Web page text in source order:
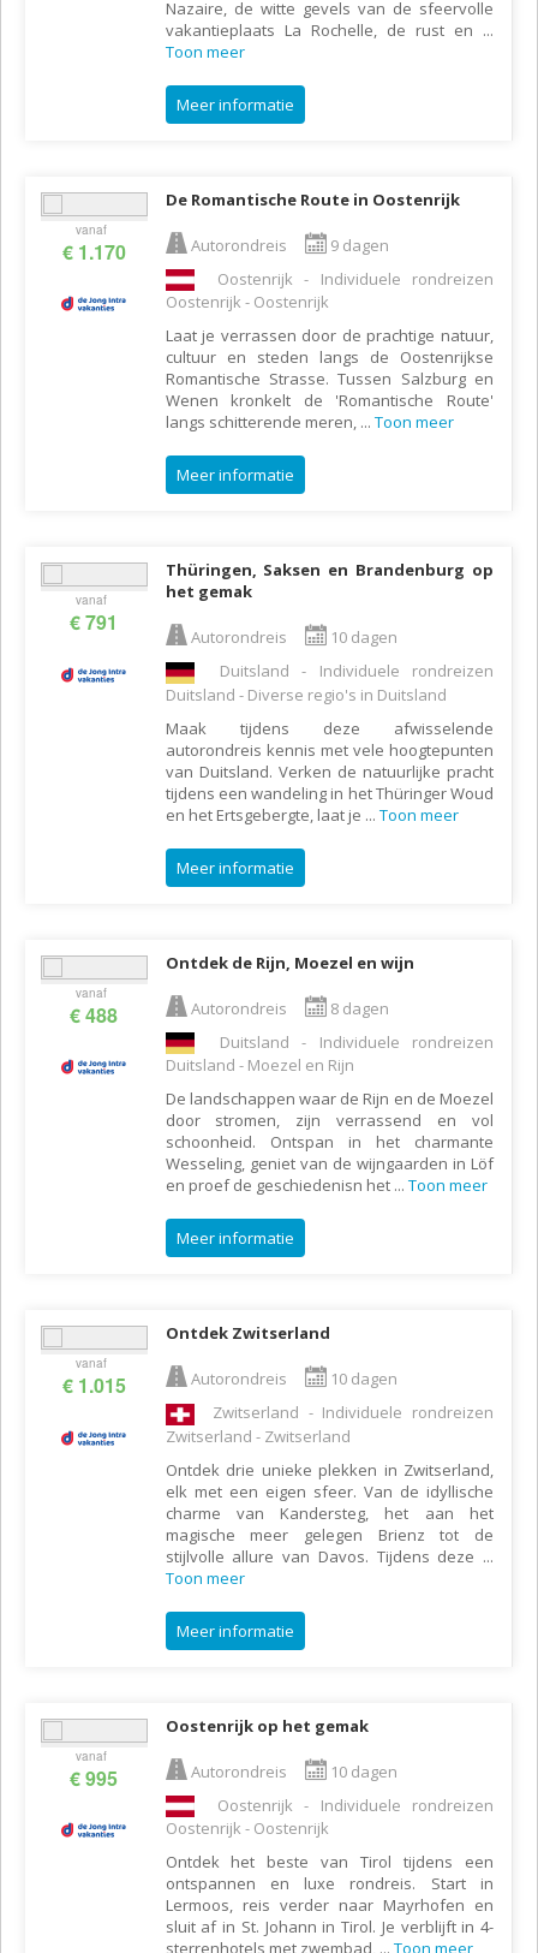
Nazaire, de witte gevels van de sfeervolle
vakantieplaats La Rochelle, de rust en ...
Toon meer
Meer informatie
vanaf
€ 1.170
De Romantische Route in Oostenrijk
Autorondreis
9 dagen
Oostenrijk - Individuele rondreizen
Oostenrijk - Oostenrijk
Laat je verrassen door de prachtige natuur,
cultuur en steden langs de Oostenrijkse
Romantische Strasse. Tussen Salzburg en
Wenen kronkelt de 'Romantische Route'
langs schitterende meren, ... Toon meer
Meer informatie
vanaf
€ 791
Thüringen, Saksen en Brandenburg op
het gemak
Autorondreis
10 dagen
Duitsland - Individuele rondreizen
Duitsland - Diverse regio's in Duitsland
Maak tijdens deze afwisselende
autorondreis kennis met vele hoogtepunten
van Duitsland. Verken de natuurlijke pracht
tijdens een wandeling in het Thüringer Woud
en het Ertsgebergte, laat je ... Toon meer
Meer informatie
vanaf
€ 488
Ontdek de Rijn, Moezel en wijn
Autorondreis
8 dagen
Duitsland - Individuele rondreizen
Duitsland - Moezel en Rijn
De landschappen waar de Rijn en de Moezel
door stromen, zijn verrassend en vol
schoonheid. Ontspan in het charmante
Wesseling, geniet van de wijngaarden in Löf
en proef de geschiedenisn het ... Toon meer
Meer informatie
vanaf
€ 1.015
Ontdek Zwitserland
Autorondreis
10 dagen
Zwitserland - Individuele rondreizen
Zwitserland - Zwitserland
Ontdek drie unieke plekken in Zwitserland,
elk met een eigen sfeer. Van de idyllische
charme van Kandersteg, het aan het
magische meer gelegen Brienz tot de
stijlvolle allure van Davos. Tijdens deze ...
Toon meer
Meer informatie
vanaf
€ 995
Oostenrijk op het gemak
Autorondreis
10 dagen
Oostenrijk - Individuele rondreizen
Oostenrijk - Oostenrijk
Ontdek het beste van Tirol tijdens een
ontspannen en luxe rondreis. Start in
Lermoos, reis verder naar Mayrhofen en
sluit af in St. Johann in Tirol. Je verblijft in 4-
sterrenhotels met zwembad, ... Toon meer